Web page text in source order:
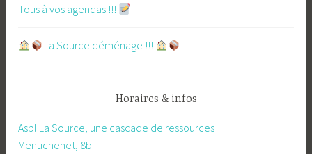
Tous à vos agendas !!!
​La Source déménage !!!
Horaires & infos
Asbl La Source, une cascade de ressources
Menuchenet, 8b